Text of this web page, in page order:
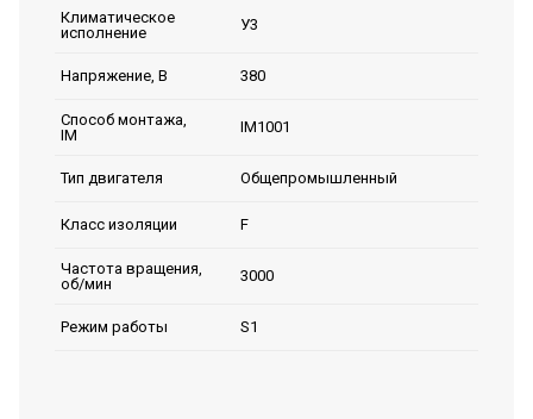
Климатическое
исполнение
У3
Напряжение, В 380
Способ монтажа,
IM
IM1001
Тип двигателя Общепромышленный
Класс изоляции F
Частота вращения,
об/мин
3000
Режим работы S1